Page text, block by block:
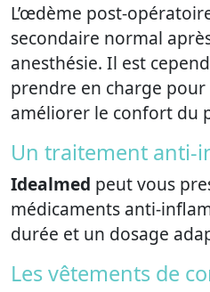
L’œdème post-
secondaire normal
anesthésie. Il est
prendre en charge
améliorer le confort du
Un traitement anti-
Idealmed peut vous
médicaments anti-
durée et un dosage
Les vêtements de